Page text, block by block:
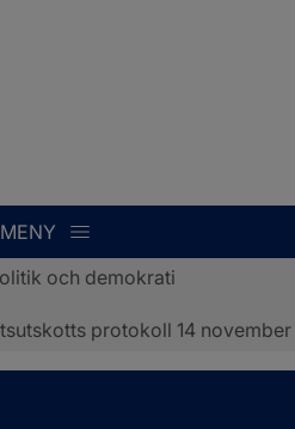
MENY
och demokrati
protokoll 14 november